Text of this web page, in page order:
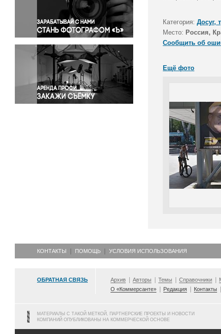
Правосудие
Происшествия и конфликты
Религия
Светская жизнь
Спорт
Экология
Экономика и бизнес
Категория: Досуг,
Место: Россия,
Сообщить об
Ещё фото
КОНТАКТЫ ПОМОЩЬ УСЛОВИЯ ИСПОЛЬЗОВАНИЯ
ОБРАТНАЯ СВЯЗЬ Архив Авторы Темы Справочники
О «Коммерсанте»
Редакция Контакты
МАТЕРИАЛЫ С ТАКОЙ МЕТКОЙ, ПАРТНЕРСКИЕ ПРОЕКТЫ И НОВОСТИ
КОМПАНИЙ ОПУБЛИКОВАНЫ НА КОММЕРЧЕСКОЙ ОСНОВЕ